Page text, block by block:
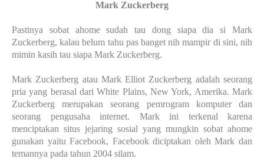
Mark Zuckerberg
Pastinya sobat ahome sudah tau dong siapa dia si Mark
Zuckerberg, kalau belum tahu pas banget nih mampir di sini, nih
mimin kasih tau siapa Mark Zuckerberg.
Mark Zuckerberg atau Mark Elliot Zuckerberg adalah seorang
pria yang berasal dari White Plains, New York, Amerika. Mark
Zuckerberg merupakan seorang pemrogram komputer dan
seorang pengusaha internet. Mark ini terkenal karena
menciptakan situs jejaring sosial yang mungkin sobat ahome
gunakan yaitu Facebook, Facebook diciptakan oleh Mark dan
temannya pada tahun 2004 silam.